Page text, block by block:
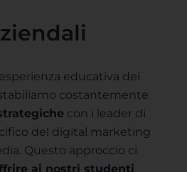
educativa dei
costantemente
con i leader di
del digital marketing
Questo approccio ci
ai nostri studenti